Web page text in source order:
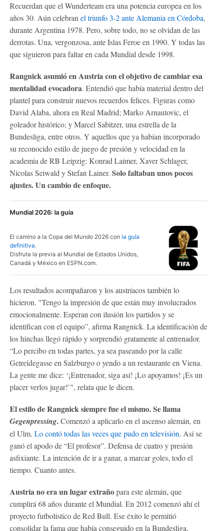
Recuerdan que el Wunderteam era una potencia europea en los
años 30. Aún celebranel triunfo 3-2 ante Alemania en Córdoba,
durante Argentina 1978. Pero, sobre todo, no se olvidan de las
derrotas. Una, vergonzosa, ante Islas Feroe en 1990. Y todas las
que siguieron para faltar en cada Mundial desde 1998.
Rangnick asumió en Austria con el objetivo de cambiar esa
mentalidad evocadora. Entendió que había material dentro del
plantel para construir nuevos recuerdos felices. Figuras como
David Alaba, ahora en Real Madrid; Marko Arnautovic, el
goleador histórico; y Marcel Sabitzer, una estrella de la
Bundesliga, entre otros. Y aquellos que ya habían incorporado
su reconocido estilo de juego de presión y velocidad en la
academia de RB Leipzig: Konrad Laimer, Xaver Schlager,
Nicolas Seiwald y Stefan Lainer. Solo faltaban unos pocos
ajustes. Un cambio de enfoque.
Mundial 2026: la guía
El camino a la Copa del Mundo 2026 con la guía
definitiva.
Disfruta la previa al Mundial de Estados Unidos,
Canadá y México en ESPN.com.
Los resultados acompañaron y los austríacos también lo
hicieron. "Tengo la impresión de que están muy involucrados
emocionalmente. Esperan con ilusión los partidos y se
identifican con el equipo”, afirma Rangnick. La identificación de
los hinchas llegó rápido y sorprendió gratamente al entrenador.
“Lo percibo en todas partes, ya sea paseando por la calle
Getreidegasse en Salzburgo o yendo a un restaurante en Viena.
La gente me dice: ‘¡Entrenador, siga así! ¡Lo apoyamos! ¡Es un
placer verlos jugar!’", relata que le dicen.
El estilo de Rangnick siempre fue el mismo. Se llama
Gegenpressing.Comenzó a aplicarlo en el ascenso alemán, en
el Ulm. Lo contó todas las veces que pudo en televisión. Así se
ganó el apodo de “El profesor”. Defensa de cuatro y presión
asfixiante. La intención de ir a ganar, a marcar goles, todo el
tiempo. Cuanto antes.
Austria no era un lugar extrañopara este alemán, que
cumplirá 68 años durante el Mundial. En 2012 comenzó ahí el
proyecto futbolístico de Red Bull. Ese éxito le permitió
consolidar la fama que había conseguido en la Bundesliga,